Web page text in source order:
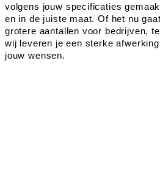
volgens jouw specificaties
en in de juiste maat. Of het nu
grotere aantallen voor bedrijven,
wij leveren je een sterke
jouw wensen.